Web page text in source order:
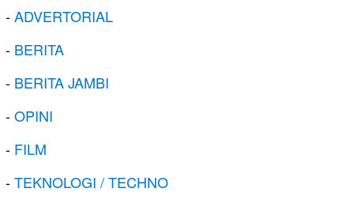
-ADVERTORIAL
- BERITA
- BERITA JAMBI
-OPINI
- FILM
-TEKNOLOGI / TECHNO